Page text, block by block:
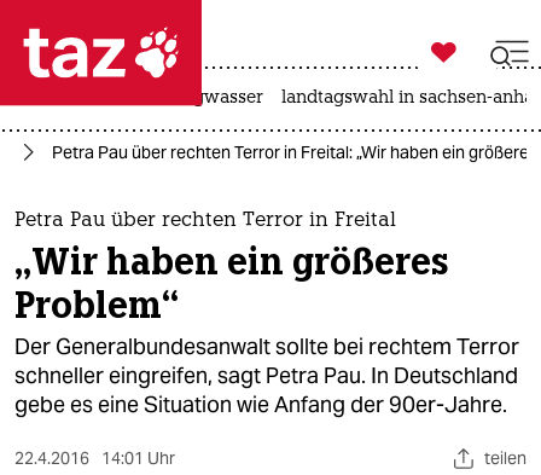
 taz zahl ich
taz zahl ich
themen
politik
öko
gesellschaft

taz zahl ich
niedrigwasser landtagswahl in sachsen-
Petra Pau über rechten Terror in Freital: „Wir haben ein größeres
Petra Pau über rechten Terror in Freital
„Wir haben ein größeres
Problem“
Der Generalbundesanwalt sollte bei rechtem Terror
schneller eingreifen, sagt Petra Pau. In Deutschland
gebe es eine Situation wie Anfang der 90er-Jahre.
22.4.2016 14:01 Uhr teilen